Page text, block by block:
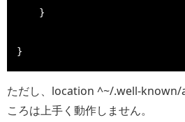
    }
ただし、location ^~/.well-known/
ころは上手く動作しません。